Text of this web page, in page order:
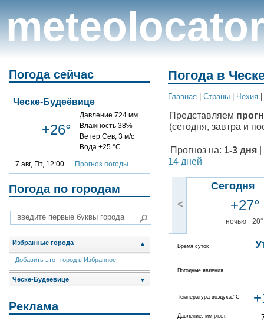
meteolocator
Погода сейчас
Ческе-Будеёвице
+26°
Давление 724 мм
Влажность 38%
Ветер Сев, 3 м/с
Вода +25 °C
7 авг, Пт, 12:00 Прогноз погоды
Погода по городам
Избранные города ▲
Добавить этот город в Избранное
Ческе-Будеёвице ▼
Реклама
Погода в
Главная Cтраны Чехия
Представляем
(сегодня, завтра и
Прогноз на: 1-3 дня
14 дней
<
Сегодня
+27°
ночью +20°
Время суток
Погодные явления
Температура воздуха,°C
Давление, мм рт.ст.